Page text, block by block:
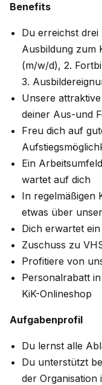
Benefits
Du erreichst drei
Ausbildung zum
(m/w/d), 2.
3.
Unsere
deiner Aus-und
Freu dich auf
Ein
wartet auf dich
In regelmäßigen
etwas über
Dich erwartet
Zuschuss zu
Profitiere von
Personalrabatt
KiK-Onlineshop
Aufgabenprofil
Du lernst alle
Du unterstützt
der Organisation